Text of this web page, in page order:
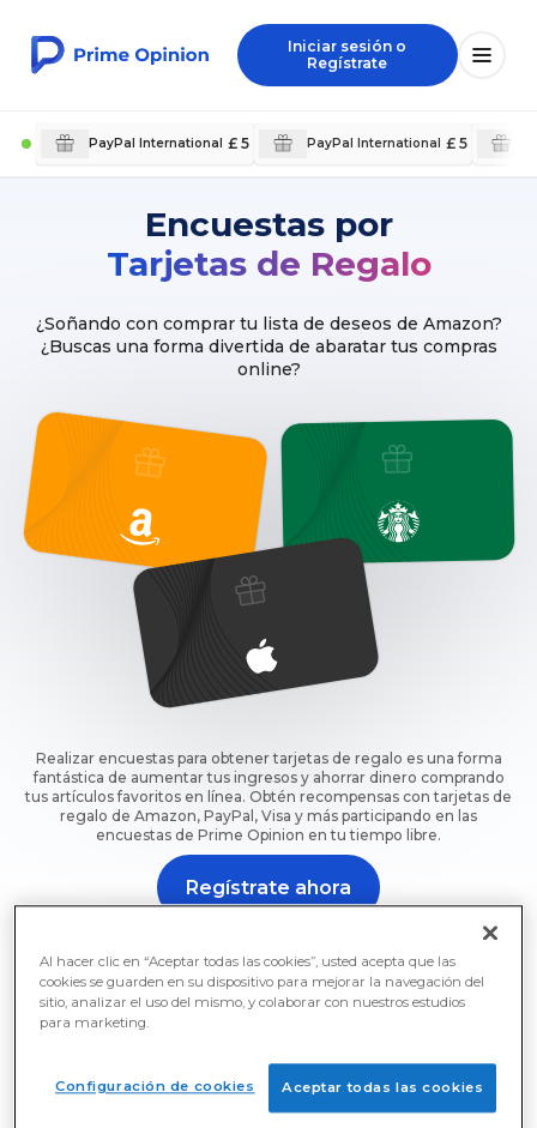
Iniciar sesión o
Regístrate
PayPal International £ 5 PayPal International £ 5
Encuestas por
Tarjetas de Regalo
¿Soñando con comprar tu lista de deseos de Amazon?
¿Buscas una forma divertida de abaratar tus compras
online?
Realizar encuestas para obtener tarjetas de regalo es una forma
fantástica de aumentar tus ingresos y ahorrar dinero comprando
tus artículos favoritos en línea. Obtén recompensas con tarjetas de
regalo de Amazon, PayPal, Visa y más participando en las
encuestas de Prime Opinion en tu tiempo libre.
Regístrate ahora
Regístrate ahora y empieza a ganar tarjetas de regalo
gratis por encuestas de inmediato.
Tarjetas de regalo gratis por
Al hacer clic en “Aceptar todas las cookies”, usted acepta que las
cookies se guarden en su dispositivo para mejorar la navegación del
sitio, analizar el uso del mismo, y colaborar con nuestros estudios
para marketing.
Aceptar todas las cookies
Configuración de cookies